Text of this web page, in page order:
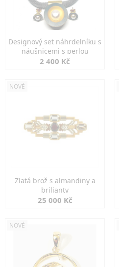
Designový set náhrdelníku s
náušnicemi s perlou
2 400 Kč
NOVÉ
Zlatá brož s almandiny a
brilianty
25 000 Kč
NOVÉ